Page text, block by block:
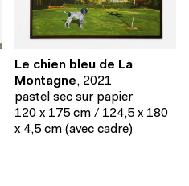
Le chien bleu de La
Montagne, 2021
pastel sec sur papier
120 x 175 cm / 124,5 x 180
x 4,5 cm (avec cadre)